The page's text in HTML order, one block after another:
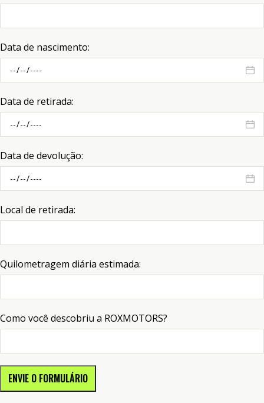
Data de nascimento:
Data de retirada:
Data de devolução:
Local de retirada:
Quilometragem diária estimada:
Como você descobriu a ROXMOTORS?
ENVIE O FORMULÁRIO